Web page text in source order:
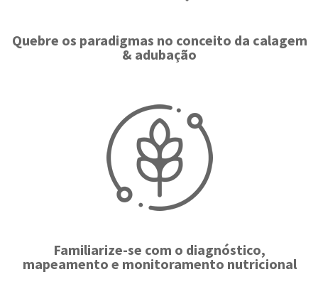
Quebre os paradigmas no conceito da calagem
& adubação
Familiarize-se com o diagnóstico,
mapeamento e monitoramento nutricional